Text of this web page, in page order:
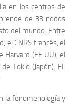
en los centros de
de 33 nodos
del mundo. Entre
el CNRS francés, el
Harvard (EE UU), el
Tokio (Japón). EL
la fenomenología y